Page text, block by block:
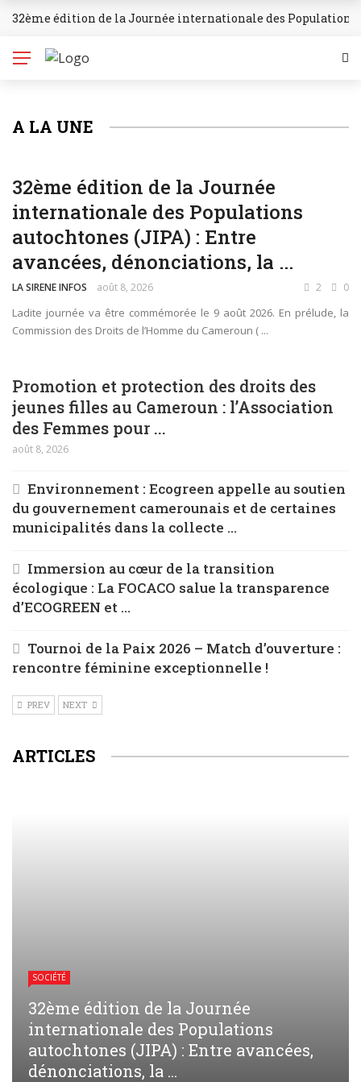
BREAKING NEWS
32ème édition de la Journée internationale des Populations
A LA UNE
32ème édition de la Journée
internationale des Populations
autochtones (JIPA) : Entre
avancées, dénonciations, la ...
LA SIRENE INFOS août 8, 2026 2 0
Ladite journée va être commémorée le 9 août 2026. En prélude, la
Commission des Droits de l’Homme du Cameroun ( ...
Promotion et protection des droits des
jeunes filles au Cameroun : l’Association
des Femmes pour ...
août 8, 2026
Environnement : Ecogreen appelle au soutien
du gouvernement camerounais et de certaines
municipalités dans la collecte ...
Immersion au cœur de la transition
écologique : La FOCACO salue la transparence
d’ECOGREEN et ...
Tournoi de la Paix 2026 – Match d’ouverture :
rencontre féminine exceptionnelle !
PREV NEXT
ARTICLES
SOCIÉTÉ
32ème édition de la Journée
internationale des Populations
autochtones (JIPA) : Entre avancées,
dénonciations, la ...